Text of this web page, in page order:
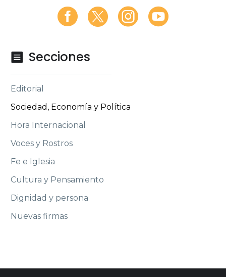
 Secciones
Editorial
Sociedad, Economía y Política
Hora Internacional
Voces y Rostros
Fe e Iglesia
Cultura y Pensamiento
Dignidad y persona
Nuevas firmas